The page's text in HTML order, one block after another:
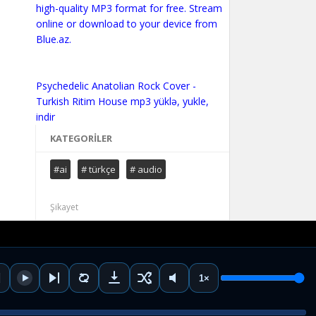
high-quality MP3 format for free. Stream
online or download to your device from
Blue.az.
Psychedelic Anatolian Rock Cover -
Turkish Ritim House mp3 yüklə, yukle,
indir
KATEGORILER
#ai # türkçe # audio
Şikayet
1×